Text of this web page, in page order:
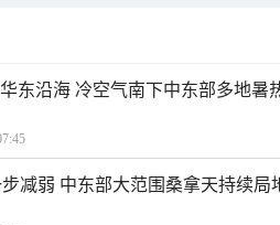
东沿海 冷空气南下中东部多地暑
减弱 中东部大范围桑拿天持续局